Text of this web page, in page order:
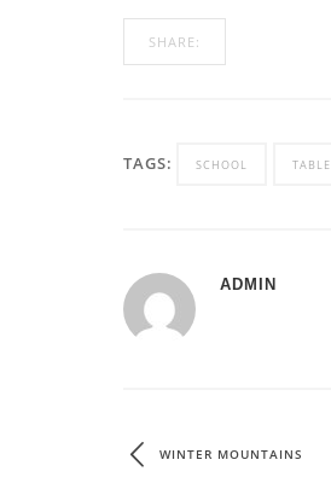
SHARE:
TAGS: SCHOOL TABLE
ADMIN
WINTER MOUNTAINS